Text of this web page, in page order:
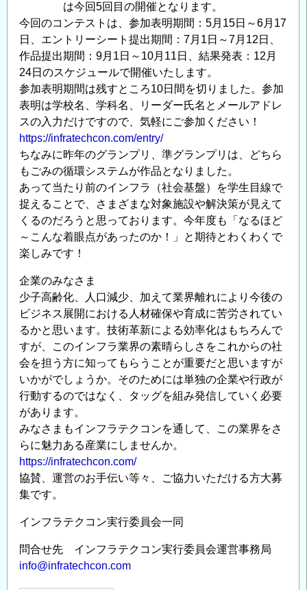
は今回5回目の開催となります。
今回のコンテストは、参加表明期間：5月15日～6月17
日、エントリーシート提出期間：7月1日～7月12日、
作品提出期間：9月1日～10月11日、結果発表：12月
24日のスケジュールで開催いたします。
参加表明期間は残すところ10日間を切りました。参加
表明は学校名、学科名、リーダー氏名とメールアドレ
スの入力だけですので、気軽にご参加ください！
https://infratechcon.com/entry/
ちなみに昨年のグランプリ、準グランプリは、どちら
もごみの循環システムが作品となりました。
あって当たり前のインフラ（社会基盤）を学生目線で
捉えることで、さまざまな対象施設や解決策が見えて
くるのだろうと思っております。今年度も「なるほど
～こんな着眼点があったのか！」と期待とわくわくで
楽しみです！
企業のみなさま
少子高齢化、人口減少、加えて業界離れにより今後の
ビジネス展開における人材確保や育成に苦労されてい
るかと思います。技術革新による効率化はもちろんで
すが、このインフラ業界の素晴らしさをこれからの社
会を担う方に知ってもらうことが重要だと思いますが
いかがでしょうか。そのためには単独の企業や行政が
行動するのではなく、タッグを組み発信していく必要
があります。
みなさまもインフラテクコンを通して、この業界をさ
らに魅力ある産業にしませんか。
https://infratechcon.com/
協賛、運営のお手伝い等々、ご協力いただける方大募
集です。
インフラテクコン実行委員会一同
問合せ先 インフラテクコン実行委員会運営事務局
info@infratechcon.com